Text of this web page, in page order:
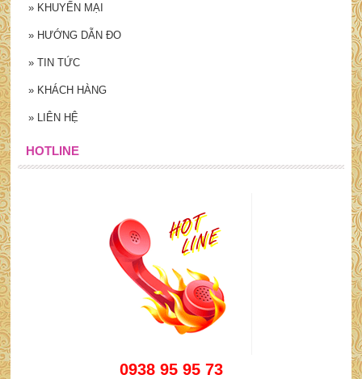
» KHUYẾN MẠI
» HƯỚNG DẪN ĐO
» TIN TỨC
» KHÁCH HÀNG
» LIÊN HỆ
HOTLINE
0938 95 95 73